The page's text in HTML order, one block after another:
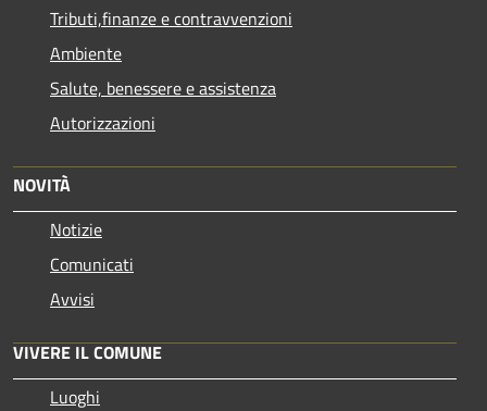
Tributi,finanze e contravvenzioni
Ambiente
Salute, benessere e assistenza
Autorizzazioni
NOVITÀ
Notizie
Comunicati
Avvisi
VIVERE IL COMUNE
Luoghi